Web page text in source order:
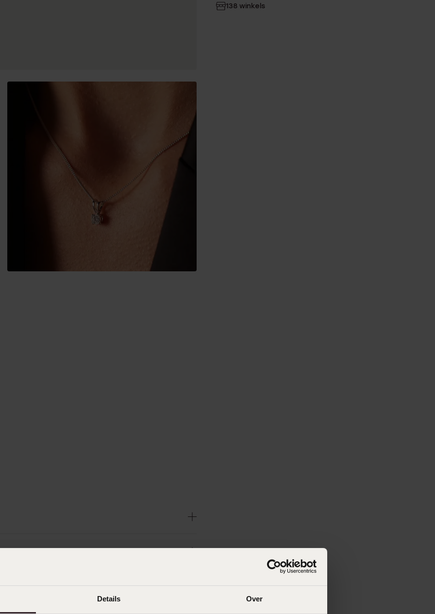
Details Over
138 winkels